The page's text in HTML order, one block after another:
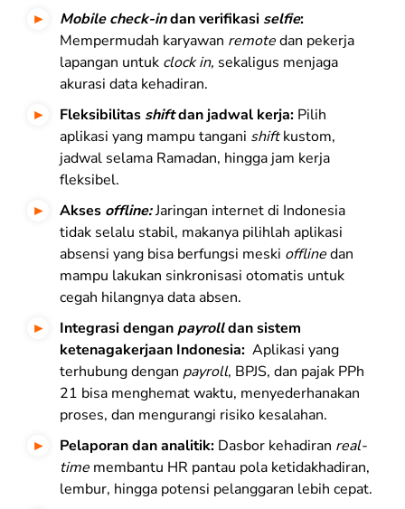
Mobile check-indanverifikasi selfie:
Mempermudah karyawan remotedan pekerja
lapangan untuk clock in, sekaligus menjaga
akurasi data kehadiran.
Fleksibilitas shiftdan jadwal kerja: Pilih
aplikasi yang mampu tangani shiftkustom,
jadwal selama Ramadan, hingga jam kerja
fleksibel.
Akses offline:Jaringan internet di Indonesia
tidak selalu stabil, makanya pilihlah aplikasi
absensi yang bisa berfungsi meski offlinedan
mampu lakukan sinkronisasi otomatis untuk
cegah hilangnya data absen.
Integrasi dengan payrolldan sistem
ketenagakerjaan Indonesia: Aplikasi yang
terhubung dengan payroll, BPJS, dan pajak PPh
21 bisa menghemat waktu, menyederhanakan
proses, dan mengurangi risiko kesalahan.
Pelaporan dan analitik: Dasbor kehadiran real-
time membantu HR pantau pola ketidakhadiran,
lembur, hingga potensi pelanggaran lebih cepat.